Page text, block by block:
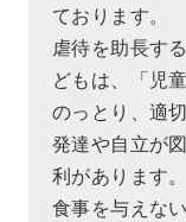
ております。
虐待を助長す
どもは、「児
のっとり、適
発達や自立が
利があります。
食事を与えな